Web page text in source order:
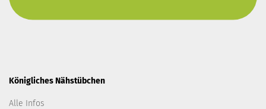
Königliches Nähstübchen
Alle Infos